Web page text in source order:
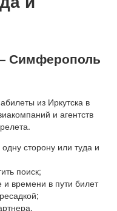
Симферополь
из Иркутска в
и агентств
сторону или туда и
поиск;
времени в пути билет